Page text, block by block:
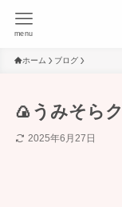
menu
ホーム ブログ
🍙うみそら
2025年6月27日